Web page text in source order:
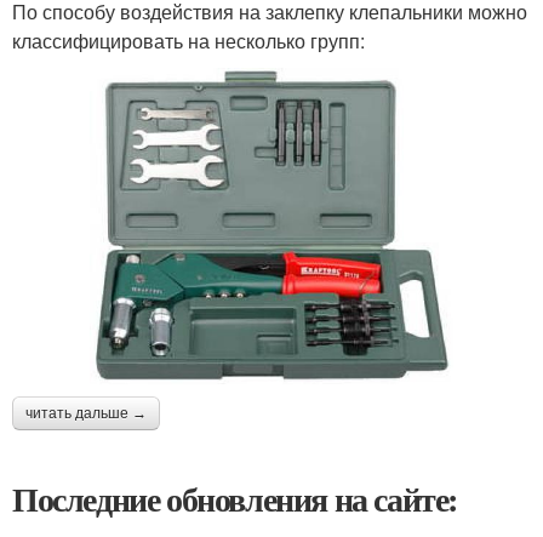
По способу воздействия на заклепку клепальники можно
классифицировать на несколько групп:
читать дальше →
Последние обновления на сайте: